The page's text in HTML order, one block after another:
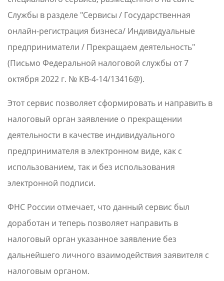
Службы в разделе "Сервисы / Государственная
онлайн-регистрация бизнеса/ Индивидуальные
предприниматели / Прекращаем деятельность"
(Письмо Федеральной налоговой службы от 7
октября 2022 г. № КВ-4-14/13416@).
Этот сервис позволяет сформировать и направить в
налоговый орган заявление о прекращении
деятельности в качестве индивидуального
предпринимателя в электронном виде, как с
использованием, так и без использования
электронной подписи.
ФНС России отмечает, что данный сервис был
доработан и теперь позволяет направить в
налоговый орган указанное заявление без
дальнейшего личного взаимодействия заявителя с
налоговым органом.